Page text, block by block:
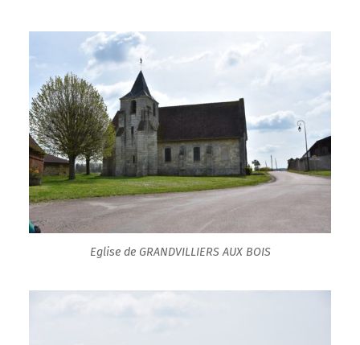
Eglise de GRANDVILLIERS AUX BOIS